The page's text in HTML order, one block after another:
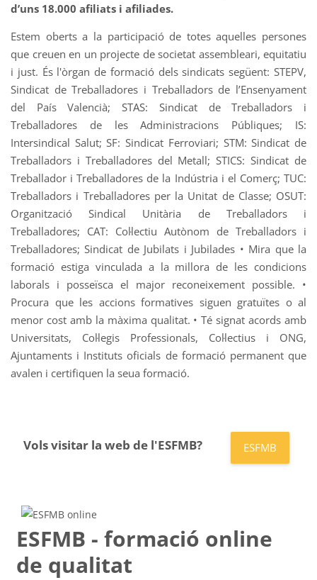
d’uns 18.000 afiliats i afiliades.
Estem oberts a la participació de totes aquelles persones
que creuen en un projecte de societat assembleari, equitatiu
i just. És l'òrgan de formació dels sindicats següent: STEPV,
Sindicat de Treballadores i Treballadors de l’Ensenyament
del País Valencià; STAS: Sindicat de Treballadors i
Treballadores de les Administracions Públiques; IS:
Intersindical Salut; SF: Sindicat Ferroviari; STM: Sindicat de
Treballadors i Treballadores del Metall; STICS: Sindicat de
Treballador i Treballadores de la Indústria i el Comerç; TUC:
Treballadors i Treballadores per la Unitat de Classe; OSUT:
Organització Sindical Unitària de Treballadors i
Treballadores; CAT: Col·lectiu Autònom de Treballadors i
Treballadores; Sindicat de Jubilats i Jubilades • Mira que la
formació estiga vinculada a la millora de les condicions
laborals i posseïsca el major reconeixement possible. •
Procura que les accions formatives siguen gratuïtes o al
menor cost amb la màxima qualitat. • Té signat acords amb
Universitats, Col·legis Professionals, Col·lectius i ONG,
Ajuntaments i Instituts oficials de formació permanent que
avalen i certifiquen la seua formació.
Vols visitar la web de l'ESFMB? ESFMB
ESFMB - formació online
de qualitat